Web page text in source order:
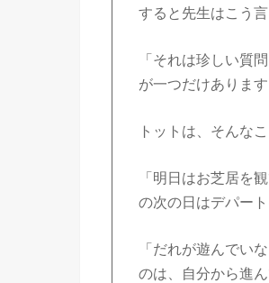
すると先生はこう言
「それは珍しい質
が一つだけありま
トットは、そんな
「明日はお芝居を
の次の日はデパー
「だれが遊んでい
のは、自分から進